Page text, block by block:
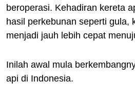
beroperasi. Kehadiran kereta
hasil perkebunan seperti gula,
menjadi jauh lebih cepat
Inilah awal mula
api di Indonesia.